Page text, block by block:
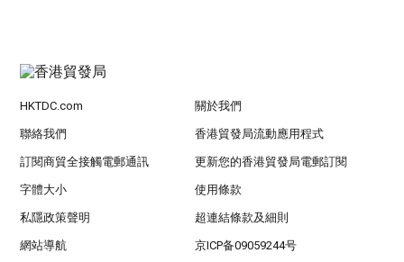
HKTDC.com 關於我們
聯絡我們 香港貿發局流動應用程式
訂閱商貿全接觸電郵通訊 更新您的香港貿發局電郵訂閱
字體大小 使用條款
私隱政策聲明 超連結條款及細則
網站導航 京ICP备09059244号